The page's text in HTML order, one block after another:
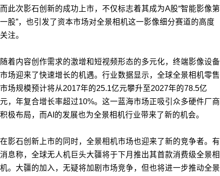
而此次影石创新的成功上市，不仅标志着其成为A股“智能影像第
一股”，也引发了资本市场对全景相机这一影像细分赛道的高度
关注。
随着内容创作需求的激增和短视频形态的多元化，终端影像设备
市场迎来了快速增长的机遇。行业数据显示，全球全景相机零售
市场规模预计将从2017年的25.1亿元攀升至2027年的78.5亿
元，年复合增长率超过10%。这一蓝海市场正吸引众多硬件厂商
积极布局，而AI的发展也为全景相机行业带来了新的机会。
在影石创新上市的同时，全景相机市场也迎来了新的竞争者。有
消息称，全球无人机巨头大疆将于下月推出其首款消费级全景相
机。大疆的加入，无疑将加剧市场竞争，但也将进一步推动全景